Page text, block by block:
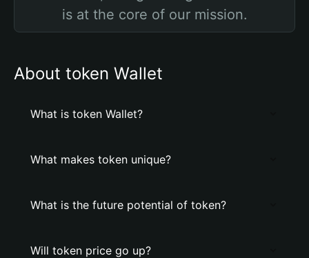
is at the core of our mission.
About token Wallet
What is token Wallet?
What makes token unique?
What is the future potential of token?
Will token price go up?